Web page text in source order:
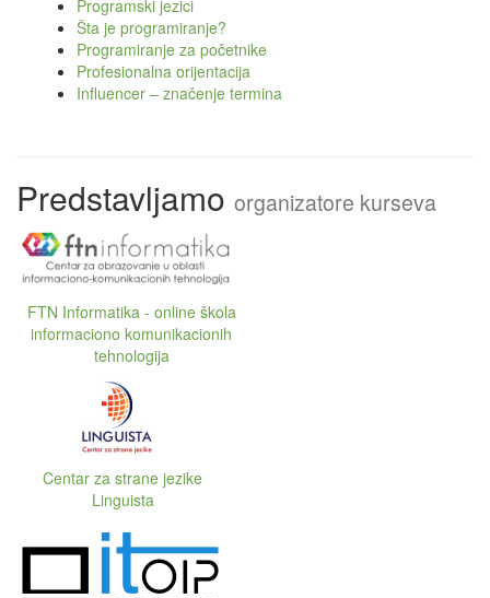
Programski jezici
Šta je programiranje?
Programiranje za početnike
Profesionalna orijentacija
Influencer – značenje termina
Predstavljamo organizatore kurseva
FTN Informatika - online škola
informaciono komunikacionih
tehnologija
Centar za strane jezike
Linguista